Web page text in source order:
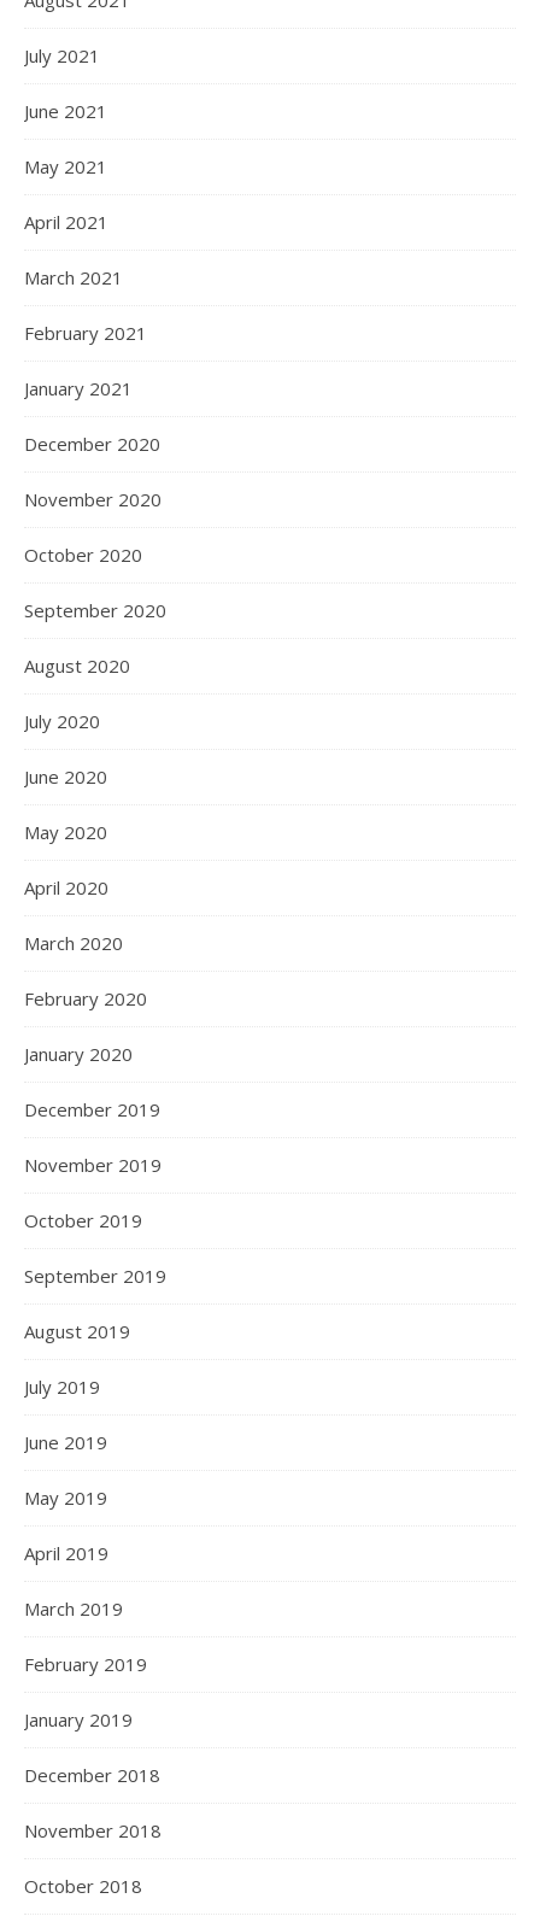
July 2021
June 2021
May 2021
April 2021
March 2021
February 2021
January 2021
December 2020
November 2020
October 2020
September 2020
August 2020
July 2020
June 2020
May 2020
April 2020
March 2020
February 2020
January 2020
December 2019
November 2019
October 2019
September 2019
August 2019
July 2019
June 2019
May 2019
April 2019
March 2019
February 2019
January 2019
December 2018
November 2018
October 2018